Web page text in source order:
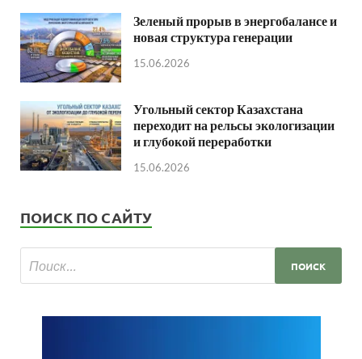
Зеленый прорыв в энергобалансе и
новая структура генерации
15.06.2026
Угольный сектор Казахстана
переходит на рельсы экологизации
и глубокой переработки
15.06.2026
ПОИСК ПО САЙТУ